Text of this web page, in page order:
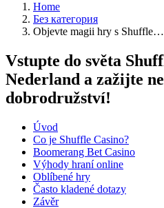
Home
Без категория
Objevte magii hry s Shuffle…
Vstupte do světa
Nederland a zažijte
dobrodružství!
Úvod
Co je Shuffle Casino?
Boomerang Bet Casino
Výhody hraní online
Oblíbené hry
Často kladené dotazy
Závěr